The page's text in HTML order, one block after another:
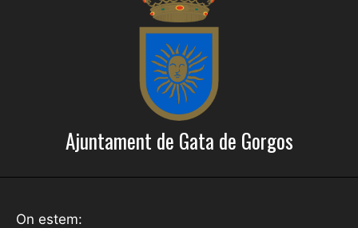
Ajuntament de Gata de Gorgos
On estem: